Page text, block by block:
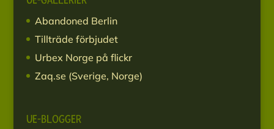
Abandoned Berlin
Tillträde förbjudet
Urbex Norge på flickr
Zaq.se (Sverige, Norge)
UE-BLOGGER